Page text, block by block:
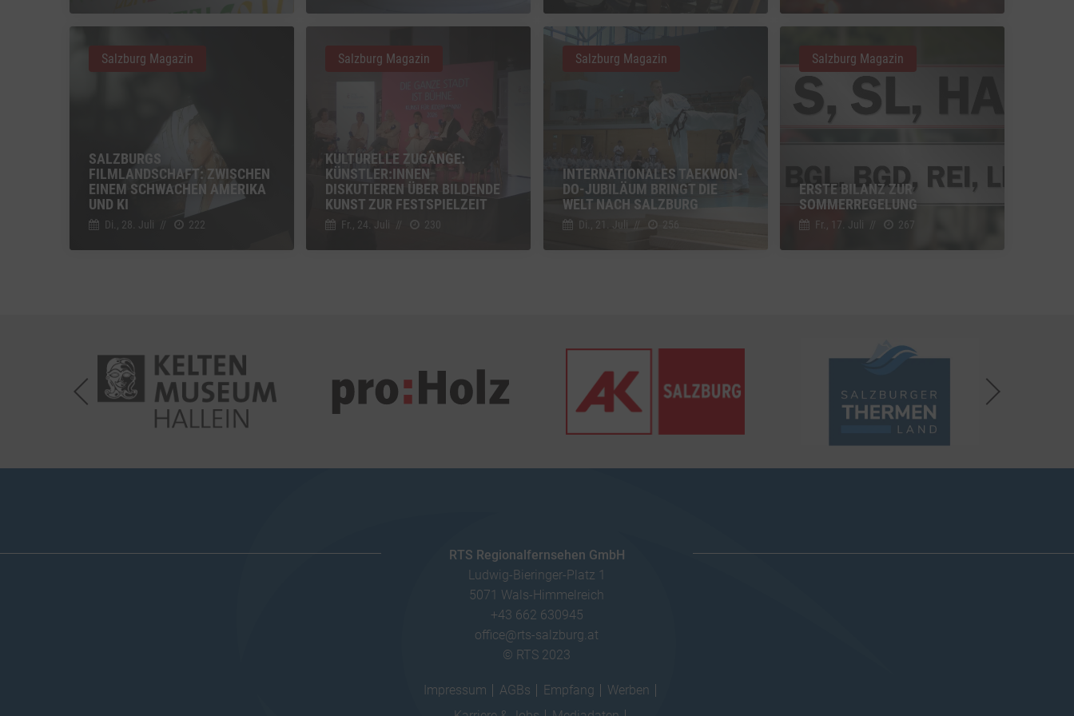
SALZBURGS
FILMLANDSCHAFT: ZWISCHEN
EINEM SCHWACHEN AMERIKA
UND KI
Di., 28. Juli // 222
Salzburg Magazin
KULTURELLE ZUGÄNGE:
KÜNSTLER:INNEN
DISKUTIEREN ÜBER BILDENDE
KUNST ZUR FESTSPIELZEIT
Fr., 24. Juli // 230
Salzburg Magazin
INTERNATIONALES TAEKWON-
DO-JUBILÄUM BRINGT DIE
WELT NACH SALZBURG
Di., 21. Juli //
Salzburg Magazin
ERSTE BILANZ ZUR
SOMMERREGELUNG
Fr., 17. Juli 267
Salzburg Magazin
RTS Regionalfernsehen GmbH
Ludwig-Bieringer-Platz 1
5071 Wals-Himmelreich
+43 662 630945
office@rts-salzburg.at
© RTS 2023
Impressum AGBs Empfang
Werben
zu Vimeo
YouTube
Switch zum Einwilligen bzw. Ablehnen des Dienstes YouTube